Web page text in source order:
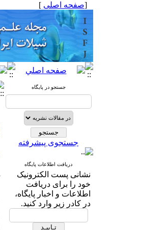
[صفحه اصلی ]
جستجو در پایگاه
جستجوی پیشرفته
دریافت اطلاعات پایگاه
نشانی پست الکترونیک
خود را برای دریافت
اطلاعات و اخبار پایگاه،
در کادر زیر وارد کنید.